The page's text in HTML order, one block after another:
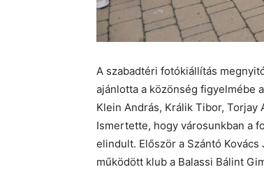
A szabadtéri fotókiállítás
ajánlotta a közönség figyelmébe
Klein András, Králik Tibor, Torjay
Ismertette, hogy városunkban a
elindult. Először a Szántó
működött klub a Balassi Bálint